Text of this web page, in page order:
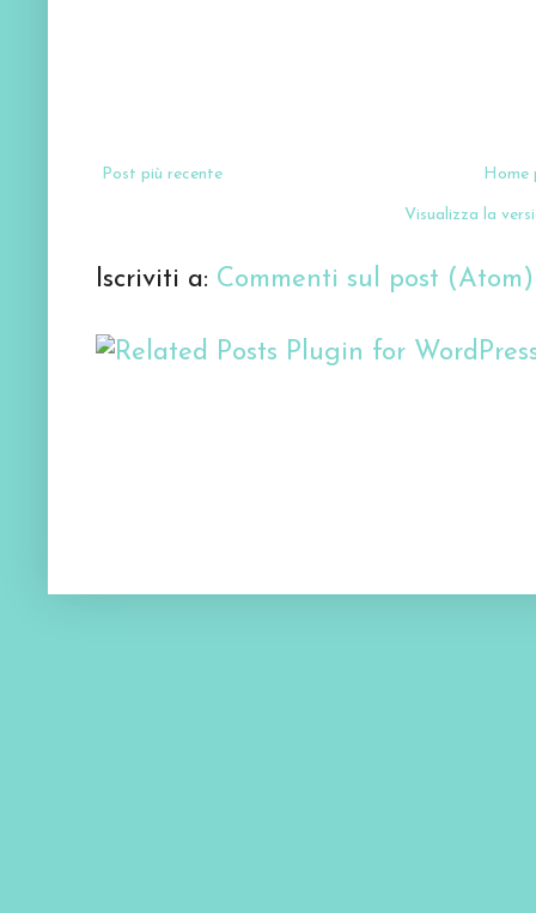
Post più recente Home
Visualizza la
Iscriviti a: Commenti sul post (Atom)